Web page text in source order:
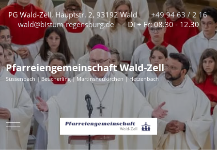
PG Wald-Zell, Hauptstr. 2, 93192 Wald
+49 94 63 / 2 16
wald@bistum-regensburg.de
Di + Fr: 08.30 - 12.30
Pfarreiengemeinschaft Wald-Zell
Süssenbach | Beucherling | Martinsneukirchen | Hetzenbach
Mobile Menu Toggle